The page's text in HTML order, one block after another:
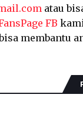
atau
FB
membantu